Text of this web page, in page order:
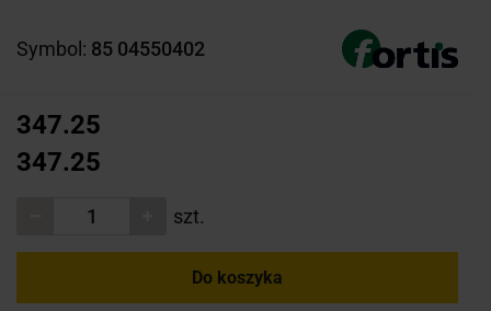
Symbol: 85 04550402
347.25
347.25
szt.
Do koszyka